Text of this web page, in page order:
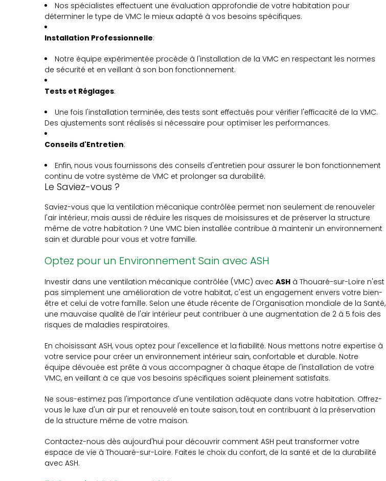
Nos spécialistes effectuent une évaluation approfondie de votre habitation pour
déterminer le type de VMC le mieux adapté à vos besoins spécifiques.
Installation Professionnelle:
Notre équipe expérimentée procède à l'installation de la VMC en respectant les normes
de sécurité et en veillant à son bon fonctionnement.
Tests et Réglages:
Une fois l'installation terminée, des tests sont effectués pour vérifier l'efficacité de la VMC.
Des ajustements sont réalisés si nécessaire pour optimiser les performances.
Conseils d'Entretien:
Enfin, nous vous fournissons des conseils d'entretien pour assurer le bon fonctionnement
continu de votre système de VMC et prolonger sa durabilité.
Le Saviez-vous ?
Saviez-vous que la ventilation mécanique contrôlée permet non seulement de renouveler
l'air intérieur, mais aussi de réduire les risques de moisissures et de préserver la structure
même de votre habitation ? Une VMC bien installée contribue à maintenir un environnement
sain et durable pour vous et votre famille.
Optez pour un Environnement Sain avec ASH
Investir dans une ventilation mécanique contrôlée (VMC) avec ASH à Thouaré-sur-Loire n'est
pas simplement une amélioration de votre habitat, c'est un engagement envers votre bien-
être et celui de votre famille. Selon une étude récente de l'Organisation mondiale de la Santé,
une mauvaise qualité de l'air intérieur peut contribuer à une augmentation de 2 à 5 fois des
risques de maladies respiratoires.
En choisissant ASH, vous optez pour l'excellence et la fiabilité. Nous mettons notre expertise à
votre service pour créer un environnement intérieur sain, confortable et durable. Notre
équipe dévouée est prête à vous accompagner à chaque étape de l'installation de votre
VMC, en veillant à ce que vos besoins spécifiques soient pleinement satisfaits.
Ne sous-estimez pas l'importance d'une ventilation adéquate dans votre habitation. Offrez-
vous le luxe d'un air pur et renouvelé en toute saison, tout en contribuant à la préservation
de la structure même de votre maison.
Contactez-nous dès aujourd'hui pour découvrir comment ASH peut transformer votre
espace de vie à Thouaré-sur-Loire. Faites le choix du confort, de la santé et de la durabilité
avec ASH.